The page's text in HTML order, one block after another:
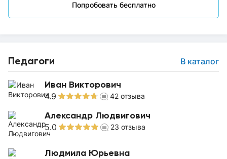
Попробовать бесплатно
Педагоги В каталог
Иван Викторович
4.9 42 отзыва
Александр Людвигович
5.0 23 отзыва
Людмила Юрьевна